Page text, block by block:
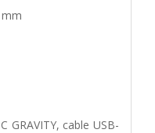
GRAVITY, cable USB-